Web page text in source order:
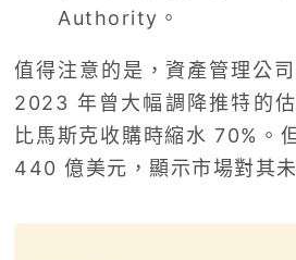
Authority。
值得注意的是，資產管理公
2023 年曾大幅調降推特的
比馬斯克收購時縮水 70%。
440 億美元，顯示市場對其